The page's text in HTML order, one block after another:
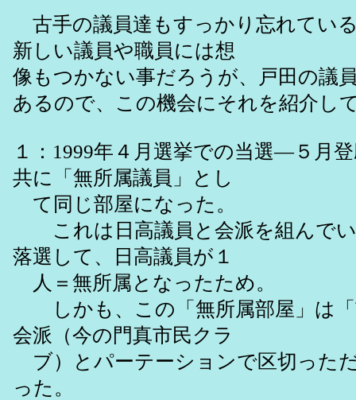
古手の議員達もすっかり忘れてい
新しい議員や職員には想
像もつかない事だろうが、戸田の議
あるので、この機会にそれを紹介し
１：1999年４月選挙での当選―５月
共に「無所属議員」とし
て同じ部屋になった。
これは日高議員と会派を組んでい
落選して、日高議員が１
人＝無所属となったため。
しかも、この「無所属部屋」は「
会派（今の門真市民クラ
ブ）とパーテーションで区切った
った。